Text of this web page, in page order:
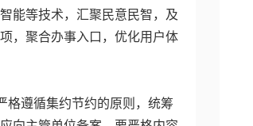
能等技术，汇聚民意民智，及
，聚合办事入口，优化用户体
格遵循集约节约的原则，统筹